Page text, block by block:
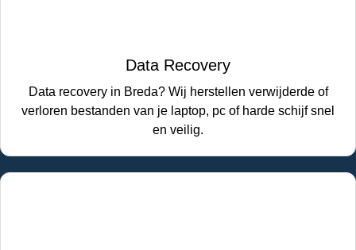
Data Recovery
Data recovery in Breda? Wij herstellen verwijderde of
verloren bestanden van je laptop, pc of harde schijf snel
en veilig.